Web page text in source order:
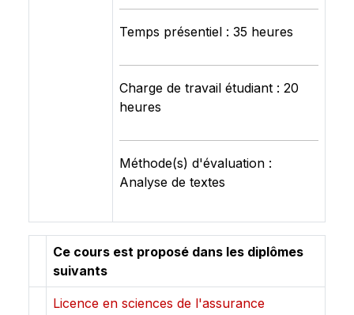
Temps présentiel : 35 heures
Charge de travail étudiant : 20
heures
Méthode(s) d'évaluation :
Analyse de textes
Ce cours est proposé dans les diplômes
suivants
Licence en sciences de l'assurance